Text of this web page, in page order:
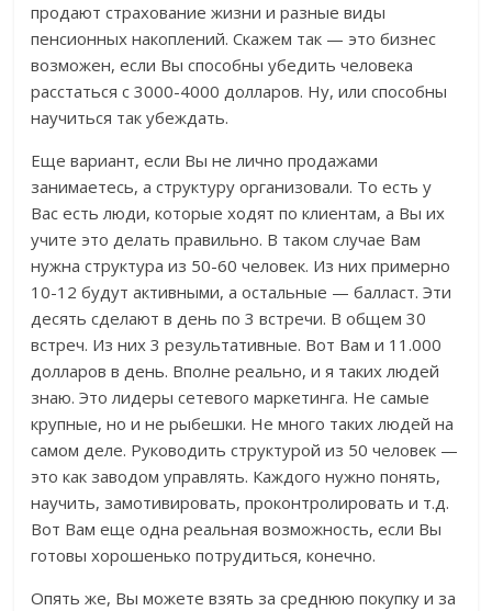
продают страхование жизни и разные виды
пенсионных накоплений. Скажем так — это бизнес
возможен, если Вы способны убедить человека
расстаться с 3000-4000 долларов. Ну, или способны
научиться так убеждать.
Еще вариант, если Вы не лично продажами
занимаетесь, а структуру организовали. То есть у
Вас есть люди, которые ходят по клиентам, а Вы их
учите это делать правильно. В таком случае Вам
нужна структура из 50-60 человек. Из них примерно
10-12 будут активными, а остальные — балласт. Эти
десять сделают в день по 3 встречи. В общем 30
встреч. Из них 3 результативные. Вот Вам и 11.000
долларов в день. Вполне реально, и я таких людей
знаю. Это лидеры сетевого маркетинга. Не самые
крупные, но и не рыбешки. Не много таких людей на
самом деле. Руководить структурой из 50 человек —
это как заводом управлять. Каждого нужно понять,
научить, замотивировать, проконтролировать и т.д.
Вот Вам еще одна реальная возможность, если Вы
готовы хорошенько потрудиться, конечно.
Опять же, Вы можете взять за среднюю покупку и за